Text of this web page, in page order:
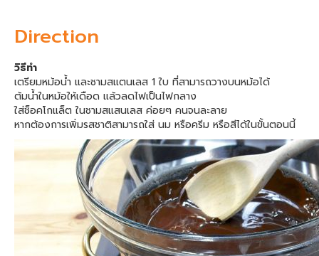
Direction
วิธีทำ
เตรียมหม้อน้ำ และชามสแตนเลส 1 ใบ ที่สามารถวางบนหม้อได้
ต้มน้ำในหม้อให้เดือด แล้วลดไฟเป็นไฟกลาง
ใส่ช็อคโกแล็ต ในชามสแสนเลส ค่อยๆ คนจนละลาย
หากต้องการเพิ่มรสชาติสามารถใส่ นม หรือครีม หรือสีได้ในขั้นตอนนี้